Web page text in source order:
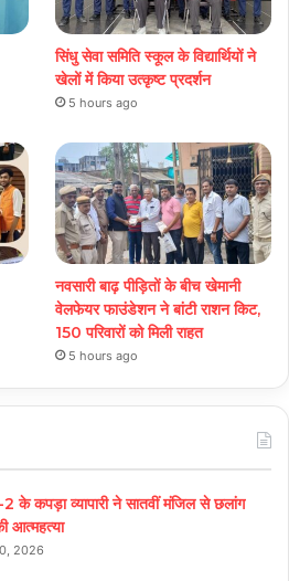
सिंधु सेवा समिति स्कूल के विद्यार्थियों ने
खेलों में किया उत्कृष्ट प्रदर्शन
5 hours ago
नवसारी बाढ़ पीड़ितों के बीच खेमानी
वेलफेयर फाउंडेशन ने बांटी राशन किट,
150 परिवारों को मिली राहत
5 hours ago
के कपड़ा व्यापारी ने सातवीं मंजिल से छलांग
आत्महत्या
2026